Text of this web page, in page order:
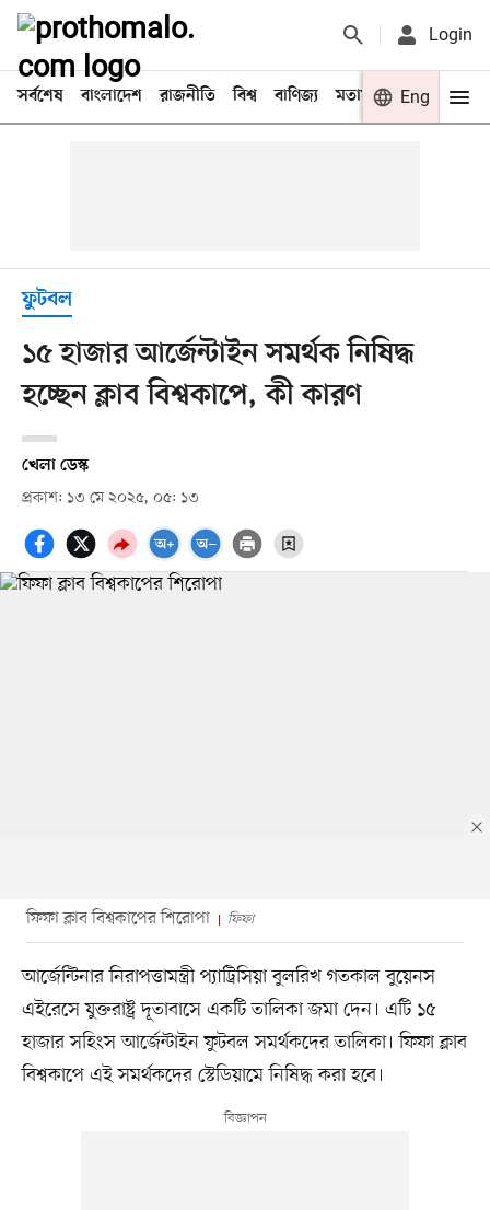
Login
সর্বশেষ বাংলাদেশ রাজনীতি বিশ্ব বাণিজ্য মতামত খেলা
Eng
ফুটবল
১৫ হাজার আর্জেন্টাইন সমর্থক নিষিদ্ধ
হচ্ছেন ক্লাব বিশ্বকাপে, কী কারণ
খেলা ডেস্ক
প্রকাশ: ১৩ মে ২০২৫, ০৫: ১৩
ফিফা ক্লাব বিশ্বকাপের শিরোপা ফিফা
আর্জেন্টিনার নিরাপত্তামন্ত্রী প্যাট্রিসিয়া বুলরিখ গতকাল বুয়েনস
এইরেসে যুক্তরাষ্ট্র দূতাবাসে একটি তালিকা জমা দেন। এটি ১৫
হাজার সহিংস আর্জেন্টাইন ফুটবল সমর্থকদের তালিকা। ফিফা ক্লাব
বিশ্বকাপে এই সমর্থকদের স্টেডিয়ামে নিষিদ্ধ করা হবে।